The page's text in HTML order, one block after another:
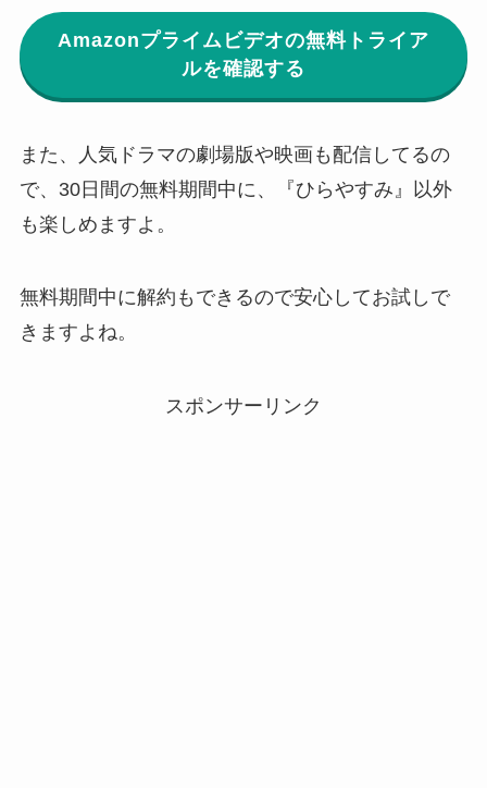
Amazonプライムビデオの無料トライア
ルを確認する
また、人気ドラマの劇場版や映画も配信してるの
で、30日間の無料期間中に、『ひらやすみ』以外
も楽しめますよ。
無料期間中に解約もできるので安心してお試しで
きますよね。
スポンサーリンク